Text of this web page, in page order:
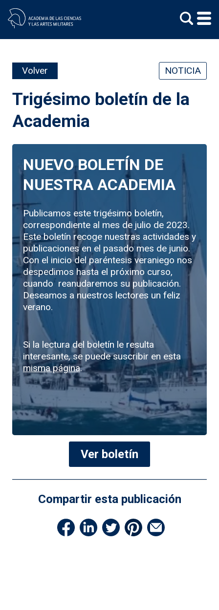
content
Volver NOTICIA
Trigésimo boletín de la
Academia
NUEVO BOLETÍN DE
NUESTRA ACADEMIA
Publicamos este trigésimo boletín,
correspondiente al mes de julio de 2023.
Este boletín recoge nuestras actividades y
publicaciones en el pasado mes de junio.
Con el inicio del paréntesis veraniego nos
despedimos hasta el próximo curso,
cuando reanudaremos su publicación.
Deseamos a nuestros lectores un feliz
verano.
Si la lectura del boletín le resulta
interesante, se puede suscribir en esta
misma página.
Ver boletín
Compartir esta publicación